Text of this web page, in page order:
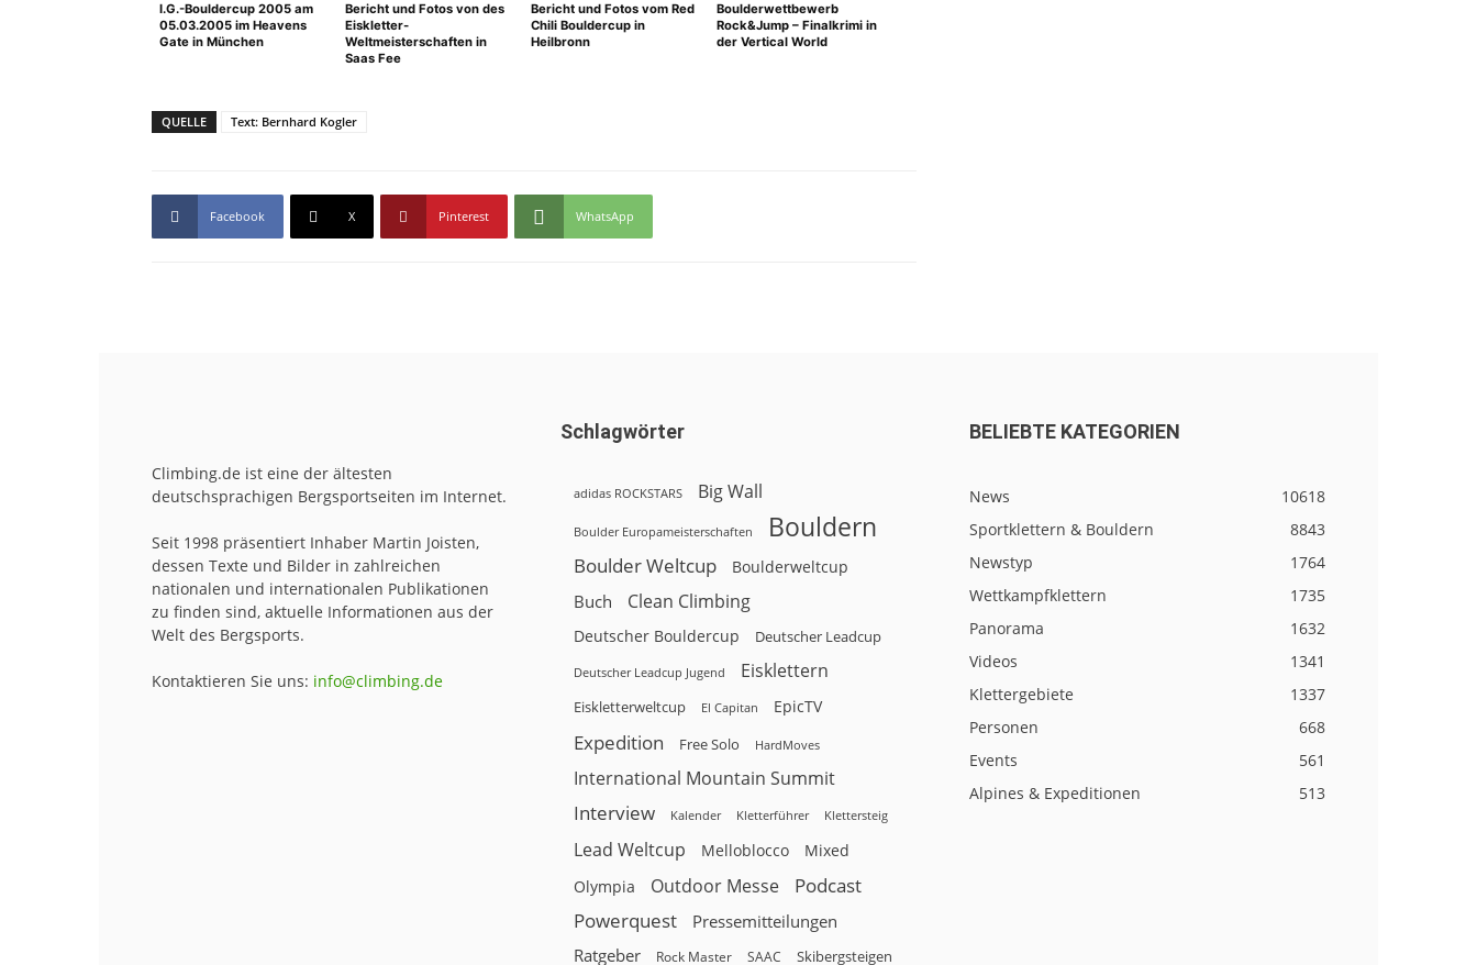
I.G.-Bouldercup 2005 am
05.03.2005 im Heavens
Gate in München
Bericht und Fotos von des
Eiskletter-
Weltmeisterschaften in
Saas Fee
Bericht und Fotos vom Red
Chili Bouldercup in
Heilbronn
Boulderwettbewerb
Rock&Jump – Finalkrimi in
der Vertical World
QUELLE Text: Bernhard Kogler
Facebook X Pinterest WhatsApp
Climbing.de ist eine der ältesten
deutschsprachigen Bergsportseiten im Internet.
Seit 1998 präsentiert Inhaber Martin Joisten,
dessen Texte und Bilder in zahlreichen
nationalen und internationalen Publikationen
zu finden sind, aktuelle Informationen aus der
Welt des Bergsports.
Kontaktieren Sie uns: info@climbing.de
Schlagwörter
adidas ROCKSTARS Big Wall
Boulder Europameisterschaften Bouldern
Boulder Weltcup Boulderweltcup
Buch Clean Climbing
Deutscher Bouldercup Deutscher Leadcup
Deutscher Leadcup Jugend Eisklettern
Eiskletterweltcup El Capitan EpicTV
Expedition Free Solo HardMoves
International Mountain Summit
Interview Kalender Kletterführer Klettersteig
Lead Weltcup Melloblocco Mixed
Olympia Outdoor Messe
Podcast
Powerquest
Pressemitteilungen
Ratgeber Rock Master SAAC Skibergsteigen
BELIEBTE KATEGORIEN
News
10618
Sportklettern & Bouldern
8843
Newstyp
1764
Wettkampfklettern
1735
Panorama
1632
Videos
1341
Klettergebiete
1337
Personen
668
Events
561
Alpines & Expeditionen
513